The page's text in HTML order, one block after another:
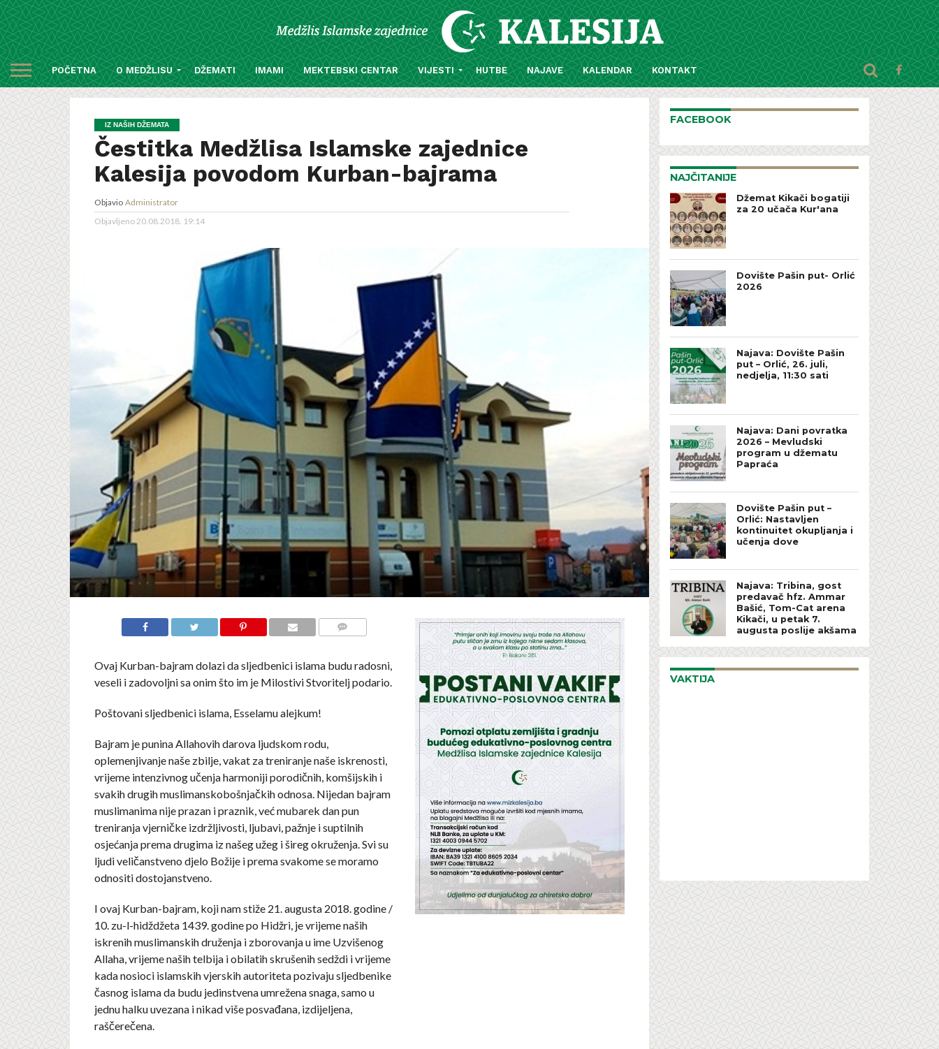
POČETNA O MEDŽLISU DŽEMATI IMAMI MEKTEBSKI CENTAR VIJESTI HUTBE NAJAVE KALENDAR KONTAKT
IZ NAŠIH DŽEMATA
Čestitka Medžlisa Islamske zajednice
Kalesija povodom Kurban-bajrama
Objavio Administrator
Objavljeno20.08.2018. 19:14
Ovaj Kurban-bajram dolazi da sljedbenici islama budu radosni,
veseli i zadovoljni sa onim što im je Milostivi Stvoritelj podario.
Poštovani sljedbenici islama, Esselamu alejkum!
Bajram je punina Allahovih darova ljudskom rodu,
oplemenjivanje naše zbilje, vakat za treniranje naše iskrenosti,
vrijeme intenzivnog učenja harmoniji porodičnih, komšijskih i
svakih drugih muslimanskobošnjačkih odnosa. Nijedan bajram
muslimanima nije prazan i praznik, već mubarek dan pun
treniranja vjerničke izdržljivosti, ljubavi, pažnje i suptilnih
osjećanja prema drugima iz našeg užeg i šireg okruženja. Svi su
ljudi veličanstveno djelo Božije i prema svakome se moramo
odnositi dostojanstveno.
I ovaj Kurban-bajram, koji nam stiže 21. augusta 2018. godine /
10. zu-l-hidždžeta 1439. godine po Hidžri, je vrijeme naših
iskrenih muslimanskih druženja i zborovanja u ime Uzvišenog
Allaha, vrijeme naših telbija i obilatih skrušenih sedždi i vrijeme
kada nosioci islamskih vjerskih autoriteta pozivaju sljedbenike
časnog islama da budu jedinstvena umrežena snaga, samo u
jednu halku uvezana i nikad više posvađana, izdijeljena,
raščerečena.
FACEBOOK
NAJČITANIJE
Džemat Kikači bogatiji
za 20 učača Kur'ana
Dovište Pašin put- Orlić
2026
Najava: Dovište Pašin
put – Orlić, 26. juli,
nedjelja, 11:30 sati
Najava: Dani povratka
2026 – Mevludski
program u džematu
Papraća
Dovište Pašin put –
Orlić: Nastavljen
kontinuitet okupljanja i
učenja dove
Najava: Tribina, gost
predavač hfz. Ammar
Bašić, Tom-Cat arena
Kikači, u petak 7.
augusta poslije akšama
VAKTIJA